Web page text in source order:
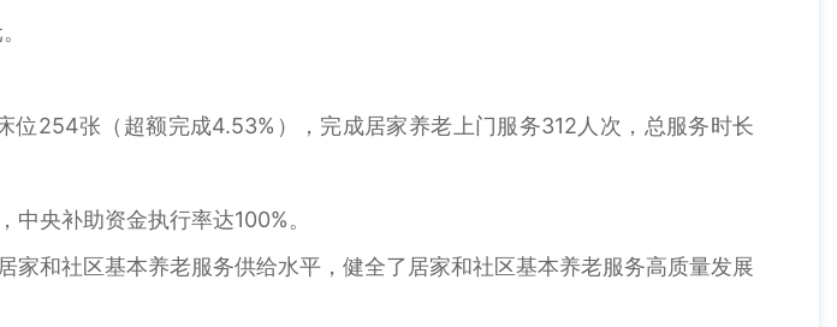
张（超额完成4.53%），完成居家养老上门服务312人次，总服务时长
央补助资金执行率达100%。
和社区基本养老服务供给水平，健全了居家和社区基本养老服务高质量发展